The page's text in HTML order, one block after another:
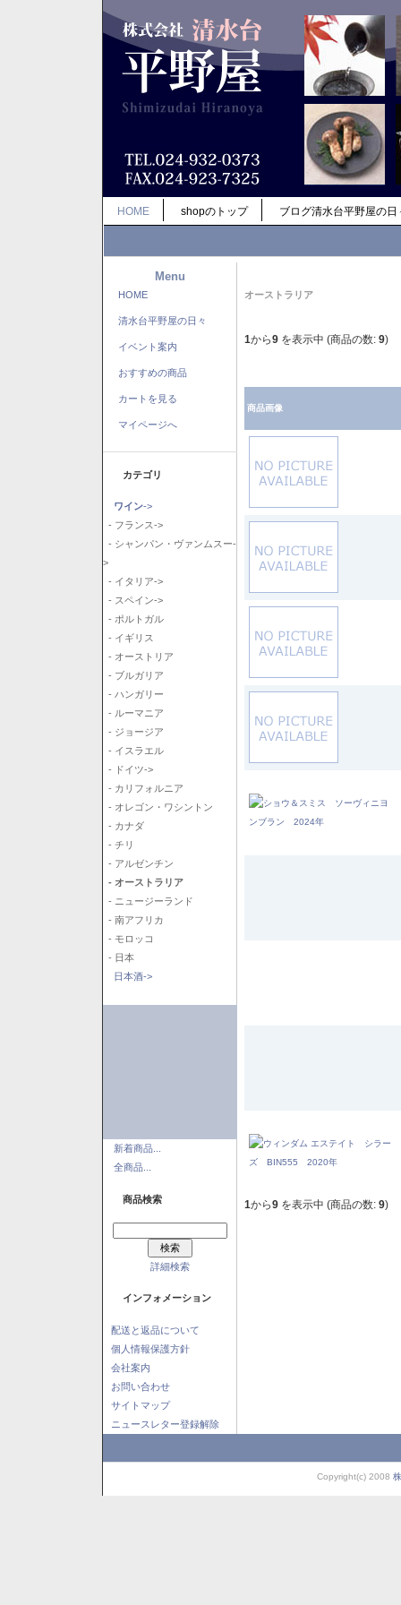
HOME shopのトップ ブログ清水台平野屋の日
Menu
HOME
清水台平野屋の日々
イベント案内
おすすめの商品
カートを見る
マイページへ
カテゴリ
ワイン->
- フランス->
- シャンパン・ヴァンムスー-
>
- イタリア->
- スペイン->
- ポルトガル
- イギリス
- オーストリア
- ブルガリア
- ハンガリー
- ルーマニア
- ジョージア
- イスラエル
- ドイツ->
- カリフォルニア
- オレゴン・ワシントン
- カナダ
- チリ
- アルゼンチン
- オーストラリア
- ニュージーランド
- 南アフリカ
- モロッコ
- 日本
日本酒->
新着商品...
全商品...
商品検索
詳細検索
インフォメーション
配送と返品について
個人情報保護方針
会社案内
お問い合わせ
サイトマップ
ニュースレター登録解除
オーストラリア
1から9 を表示中 (商品の数: 9)
商品画像
1から9 を表示中 (商品の数: 9)
Copyright(c) 2008